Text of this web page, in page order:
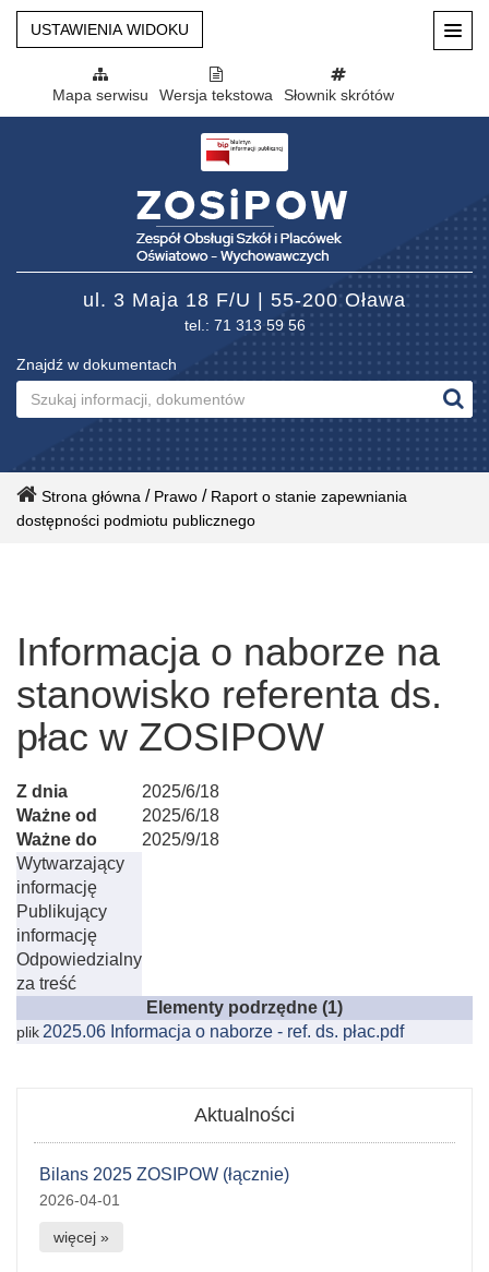
USTAWIENIA WIDOKU
Mapa serwisu Wersja tekstowa Słownik skrótów
ul. 3 Maja 18 F/U | 55-200 Oława
tel.: 71 313 59 56
Znajdź w dokumentach
Strona główna / Prawo / Raport o stanie zapewniania
dostępności podmiotu publicznego
Informacja o naborze na
stanowisko referenta ds.
płac w ZOSIPOW
Z dnia
2025/6/18
Ważne od
2025/6/18
Ważne do
2025/9/18
Wytwarzający
informację
Publikujący
informację
Odpowiedzialny
za treść
Elementy podrzędne (1)
plik 2025.06 Informacja o naborze - ref. ds. płac.pdf
Aktualności
Bilans 2025 ZOSIPOW (łącznie)
2026-04-01
więcej »